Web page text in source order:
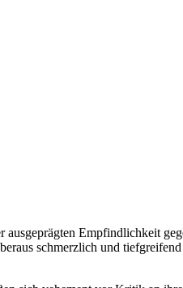
ausgeprägten Empfindlichkeit
schmerzlich und